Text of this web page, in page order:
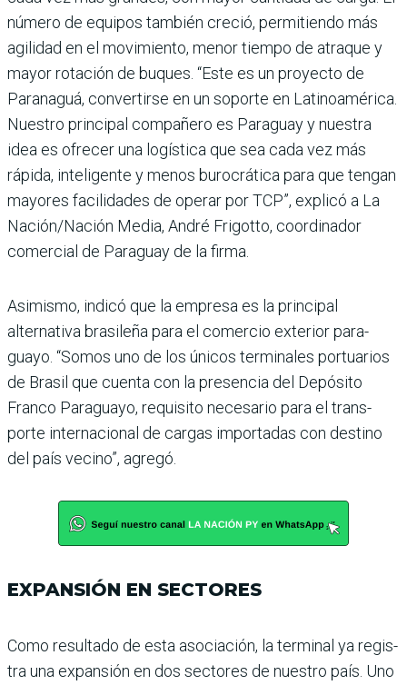
número de equipos también creció, permitiendo más
agilidad en el movimiento, menor tiempo de atraque y
mayor rotación de buques. “Este es un proyecto de
Paranaguá, convertirse en un soporte en Latinoamérica.
Nues­tro principal compañero es Paraguay y nuestra
idea es ofrecer una logística que sea cada vez más
rápida, inteli­gente y menos burocrática para que tengan
mayores facilidades de operar por TCP”, explicó a La
Nación/Nación Media, André Frigo­tto, coordinador
comercial de Paraguay de la firma.
Asimismo, indicó que la empresa es la principal
alternativa brasileña para el comercio exterior para­
guayo. “Somos uno de los únicos terminales portua­rios
de Brasil que cuenta con la presencia del Depósito
Franco Paraguayo, requi­sito necesario para el trans­
porte internacional de car­gas importadas con destino
del país vecino”, agregó.
EXPANSIÓN EN SECTORES
Como resultado de esta aso­ciación, la terminal ya regis­
tra una expansión en dos sec­tores de nuestro país. Uno